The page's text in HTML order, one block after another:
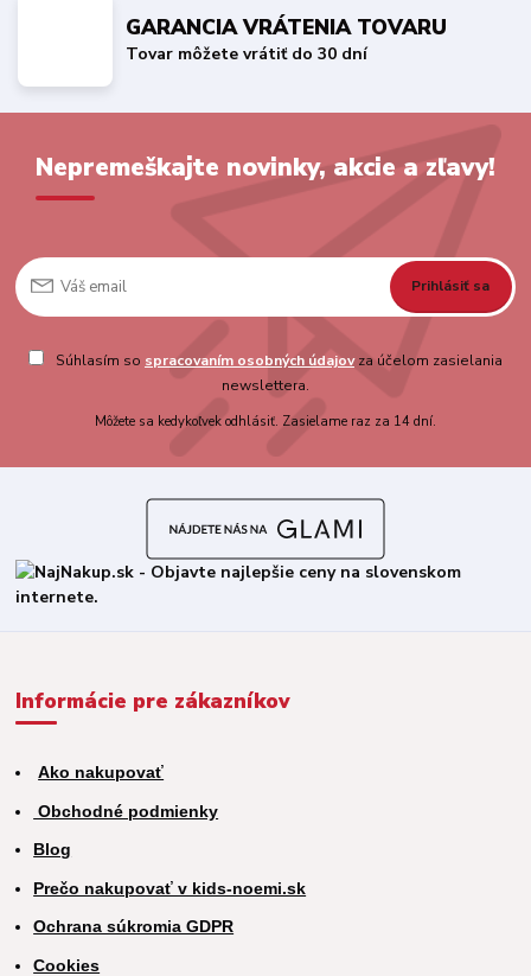
GARANCIA VRÁTENIA TOVARU
Tovar môžete vrátiť do 30 dní
Nepremeškajte novinky, akcie a zľavy!
Prihlásiť sa
Súhlasím so spracovaním osobných údajovza účelom zasielania
newslettera.
Môžete sa kedykoľvek odhlásiť. Zasielame raz za 14 dní.
Informácie pre zákazníkov
Ako nakupovať
Obchodné podmienky
Blog
Prečo nakupovať v kids-noemi.sk
Ochrana súkromia GDPR
Cookies